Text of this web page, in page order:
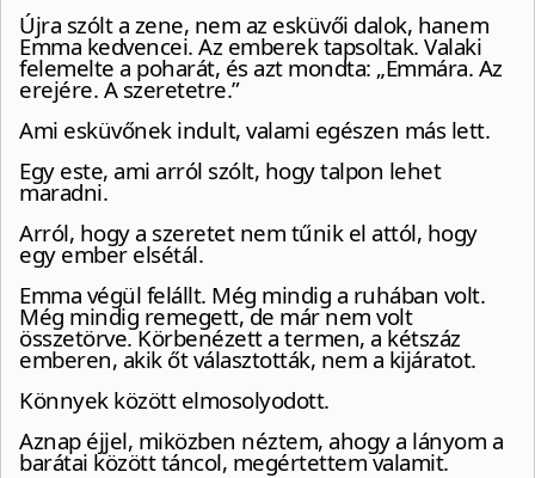
Újra szólt a zene, nem az esküvői dalok, hanem
Emma kedvencei. Az emberek tapsoltak. Valaki
felemelte a poharát, és azt mondta: „Emmára. Az
erejére. A szeretetre.”
Ami esküvőnek indult, valami egészen más lett.
Egy este, ami arról szólt, hogy talpon lehet
maradni.
Arról, hogy a szeretet nem tűnik el attól, hogy
egy ember elsétál.
Emma végül felállt. Még mindig a ruhában volt.
Még mindig remegett, de már nem volt
összetörve. Körbenézett a termen, a kétszáz
emberen, akik őt választották, nem a kijáratot.
Könnyek között elmosolyodott.
Aznap éjjel, miközben néztem, ahogy a lányom a
barátai között táncol, megértettem valamit.